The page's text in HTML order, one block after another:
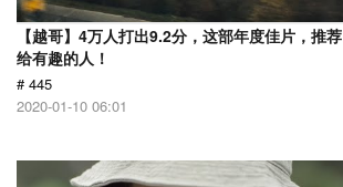
【越哥】4万人打出9.2分，这部年度佳片，推荐
给有趣的人！
# 445
2020-01-10 06:01